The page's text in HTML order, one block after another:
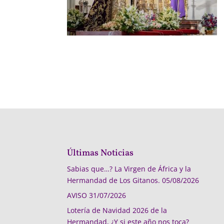
Últimas Noticias
Sabias que…? La Virgen de África y la
Hermandad de Los Gitanos. 05/08/2026
AVISO 31/07/2026
Lotería de Navidad 2026 de la
Hermandad, ¿Y si este año nos toca?